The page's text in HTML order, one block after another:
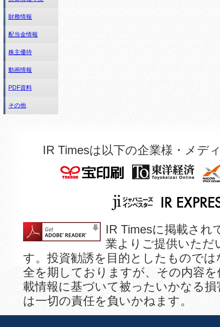
財務情報
配当金情報
株主優待
動画情報
PDF資料
その他
IR Timesは以下の企業様・メデ
IR Timesに掲載され
業よりご提供いただ
す。投資勧誘を目的としたもので
全を期しておりますが、その内容
載情報に基づいて被ったいかなる
は一切の責任を負いかねます。